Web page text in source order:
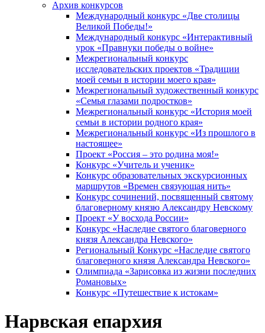
Архив конкурсов
Международный конкурс «Две столицы
Великой Победы!»
Международный конкурс «Интерактивный
урок «Правнуки победы о войне»
Межрегиональный конкурс
исследовательских проектов «Традиции
моей семьи в истории моего края»
Межрегиональный художественный конкурс
«Семья глазами подростков»
Межрегиональный конкурс «История моей
семьи в истории родного края»
Межрегиональный конкурс «Из прошлого в
настоящее»
Проект «Россия – это родина моя!»
Конкурс «Учитель и ученик»
Конкурс образовательных экскурсионных
маршрутов «Времен связующая нить»
Конкурс сочинений, посвященный святому
благоверному князю Александру Невскому
Проект «У восхода России»
Конкурс «Наследие святого благоверного
князя Александра Невского»
Региональный Конкурс «Наследие святого
благоверного князя Александра Невского»
Олимпиада «Зарисовка из жизни последних
Романовых»
Конкурс «Путешествие к истокам»
Нарвская епархия